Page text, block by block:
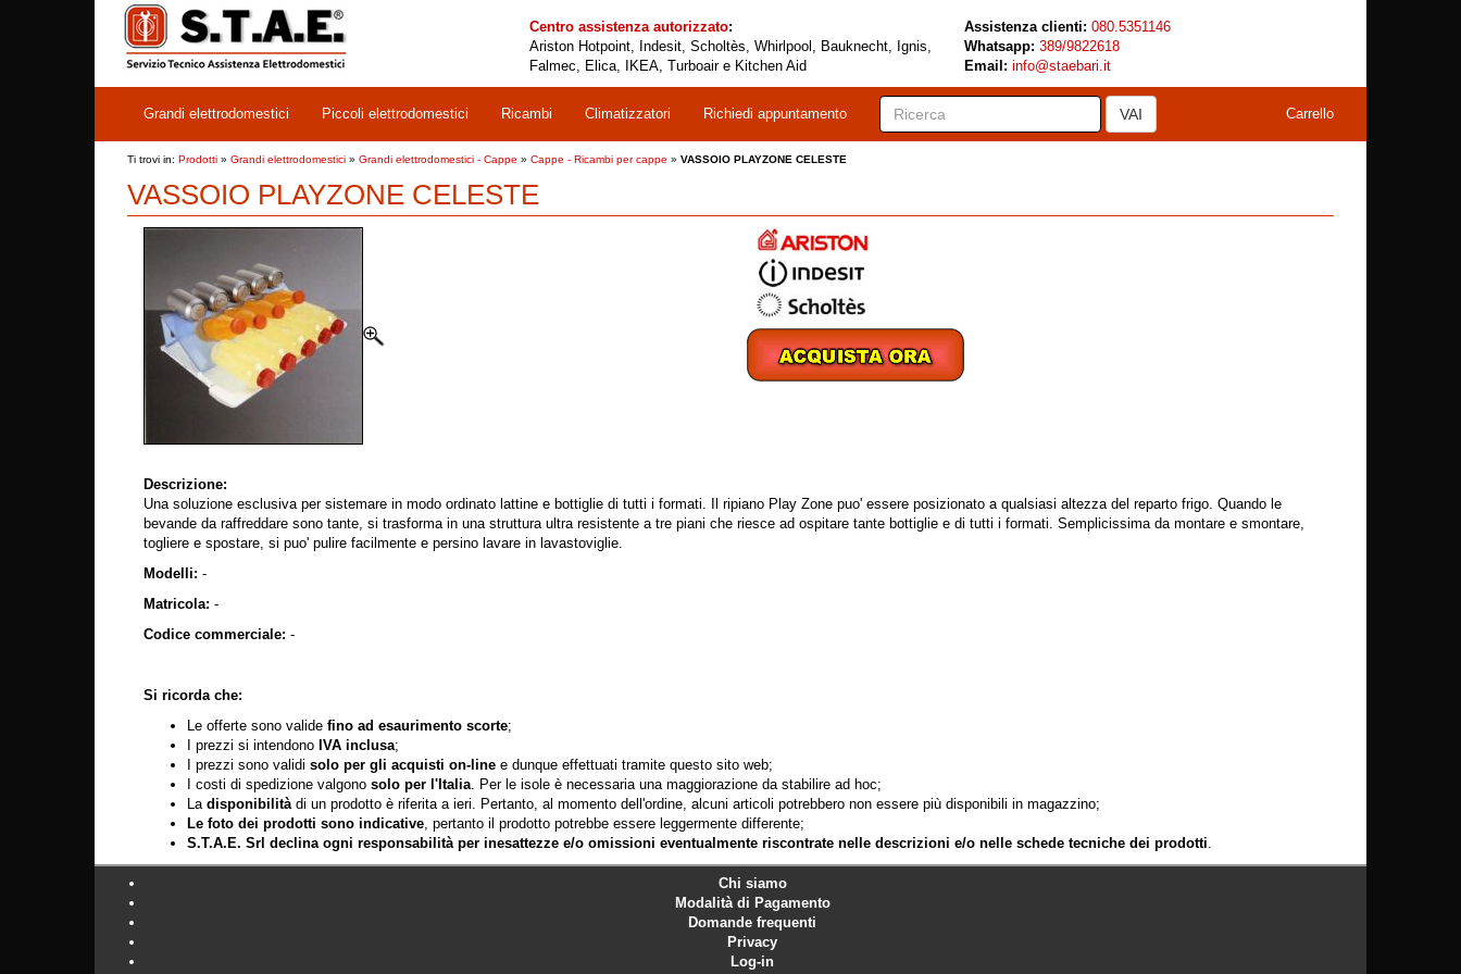
Centro assistenza autorizzato:
Ariston Hotpoint, Indesit, Scholtès, Whirlpool, Bauknecht, Ignis,
Falmec, Elica, IKEA, Turboair e Kitchen Aid
Assistenza clienti: 080.5351146
Whatsapp: 389/9822618
Email: info@staebari.it
Grandi elettrodomestici Piccoli elettrodomestici Ricambi Climatizzatori Richiedi appuntamento VAI Carrello
Ti trovi in: Prodotti » Grandi elettrodomestici » Grandi elettrodomestici - Cappe » Cappe - Ricambi per cappe » VASSOIO PLAYZONE CELESTE
VASSOIO PLAYZONE CELESTE
Descrizione:
Una soluzione esclusiva per sistemare in modo ordinato lattine e bottiglie di tutti i formati. Il ripiano Play Zone puo' essere posizionato a qualsiasi altezza del reparto frigo. Quando le
bevande da raffreddare sono tante, si trasforma in una struttura ultra resistente a tre piani che riesce ad ospitare tante bottiglie e di tutti i formati. Semplicissima da montare e smontare,
togliere e spostare, si puo' pulire facilmente e persino lavare in lavastoviglie.
Modelli: -
Matricola: -
Codice commerciale: -
Si ricorda che:
Le offerte sono valide fino ad esaurimento scorte;
I prezzi si intendono IVA inclusa;
I prezzi sono validi solo per gli acquisti on-line e dunque effettuati tramite questo sito web;
I costi di spedizione valgono solo per l'Italia. Per le isole è necessaria una maggiorazione da stabilire ad hoc;
La disponibilitàdi un prodotto è riferita a ieri. Pertanto, al momento dell'ordine, alcuni articoli potrebbero non essere più disponibili in magazzino;
Le foto dei prodotti sono indicative, pertanto il prodotto potrebbe essere leggermente differente;
S.T.A.E. Srl declina ogni responsabilità per inesattezze e/o omissioni eventualmente riscontrate nelle descrizioni e/o nelle schede tecniche dei prodotti.
Chi siamo
Modalità di Pagamento
Domande frequenti
Privacy
Log-in